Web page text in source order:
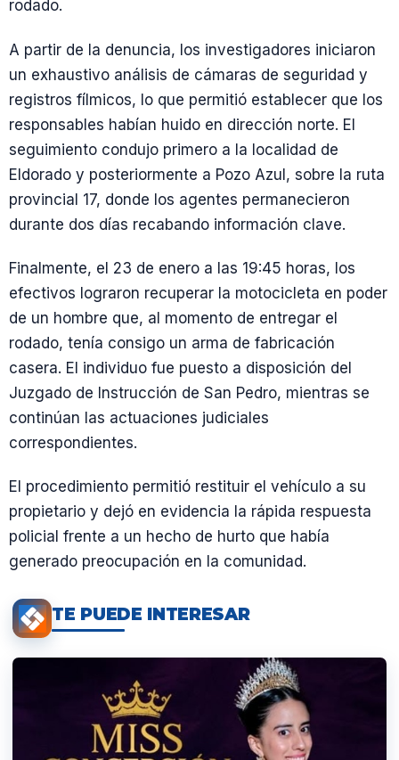
rodado.
A partir de la denuncia, los investigadores iniciaron
un exhaustivo análisis de cámaras de seguridad y
registros fílmicos, lo que permitió establecer que los
responsables habían huido en dirección norte. El
seguimiento condujo primero a la localidad de
Eldorado y posteriormente a Pozo Azul, sobre la ruta
provincial 17, donde los agentes permanecieron
durante dos días recabando información clave.
Finalmente, el 23 de enero a las 19:45 horas, los
efectivos lograron recuperar la motocicleta en poder
de un hombre que, al momento de entregar el
rodado, tenía consigo un arma de fabricación
casera. El individuo fue puesto a disposición del
Juzgado de Instrucción de San Pedro, mientras se
continúan las actuaciones judiciales
correspondientes.
El procedimiento permitió restituir el vehículo a su
propietario y dejó en evidencia la rápida respuesta
policial frente a un hecho de hurto que había
generado preocupación en la comunidad.
TE PUEDE INTERESAR